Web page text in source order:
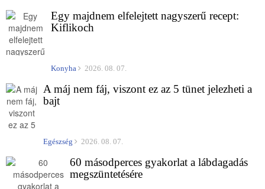
Egy majdnem elfelejtett nagyszerű recept:
Kiflikoch
Konyha 2026. 08. 07.
A máj nem fáj, viszont ez az 5 tünet jelezheti a
bajt
Egészség 2026. 08. 07.
60 másodperces gyakorlat a lábdagadás
megszüntetésére